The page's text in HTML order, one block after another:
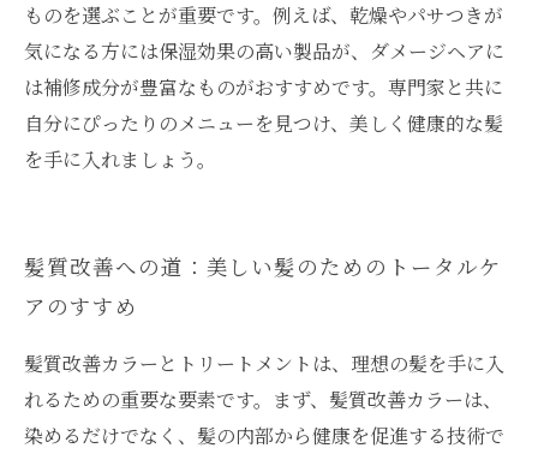
ものを選ぶことが重要です。例えば、乾燥やパサつきが
気になる方には保湿効果の高い製品が、ダメージヘアに
は補修成分が豊富なものがおすすめです。専門家と共に
自分にぴったりのメニューを見つけ、美しく健康的な髪
を手に入れましょう。
髪質改善への道：美しい髪のためのトータルケ
アのすすめ
髪質改善カラーとトリートメントは、理想の髪を手に入
れるための重要な要素です。まず、髪質改善カラーは、
染めるだけでなく、髪の内部から健康を促進する技術で